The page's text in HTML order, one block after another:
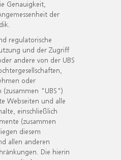
Genauigkeit,
der
regulatorische
und der Zugriff
andere von der UBS
oder
(zusammen "UBS")
Webseiten und alle
einschließlich
(zusammen
diesem
allen anderen
Die hierin